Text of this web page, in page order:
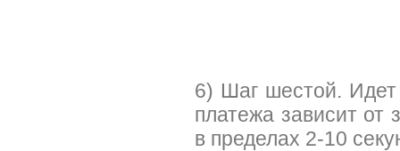
6) Шаг шестой. Идет
платежа зависит от
в пределах 2-10